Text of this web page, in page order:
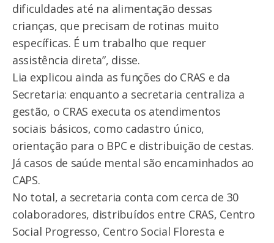
dificuldades até na alimentação dessas
crianças, que precisam de rotinas muito
específicas. É um trabalho que requer
assistência direta”, disse.
Lia explicou ainda as funções do CRAS e da
Secretaria: enquanto a secretaria centraliza a
gestão, o CRAS executa os atendimentos
sociais básicos, como cadastro único,
orientação para o BPC e distribuição de cestas.
Já casos de saúde mental são encaminhados ao
CAPS.
No total, a secretaria conta com cerca de 30
colaboradores, distribuídos entre CRAS, Centro
Social Progresso, Centro Social Floresta e